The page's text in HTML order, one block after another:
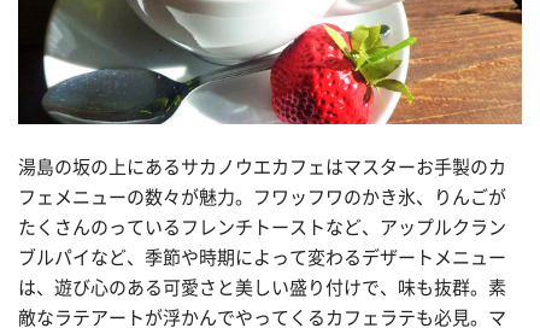
湯島の坂の上にあるサカノウエカフェはマスターお手製のカ
フェメニューの数々が魅力。フワッフワのかき氷、りんごが
たくさんのっているフレンチトーストなど、アップルクラン
ブルパイなど、季節や時期によって変わるデザートメニュー
は、遊び心のある可愛さと美しい盛り付けで、味も抜群。素
敵なラテアートが浮かんでやってくるカフェラテも必見。マ